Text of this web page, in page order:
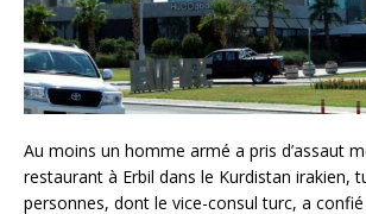
Au moins un homme armé a pris d’assaut
restaurant à Erbil dans le Kurdistan irakien,
personnes, dont le vice-consul turc, a